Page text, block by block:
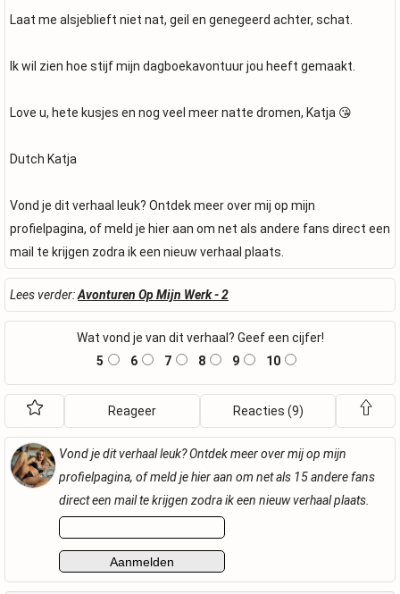
Laat me alsjeblieft niet nat, geil en genegeerd achter, schat.
Ik wil zien hoe stijf mijn dagboekavontuur jou heeft gemaakt.
Love u, hete kusjes en nog veel meer natte dromen, Katja 😘
Dutch Katja
Vond je dit verhaal leuk? Ontdek meer over mij op mijn
profielpagina, of meld je hier aan om net als andere fans direct een
mail te krijgen zodra ik een nieuw verhaal plaats.
Lees verder:Avonturen Op Mijn Werk - 2
Wat vond je van dit verhaal? Geef een cijfer!
5
6 7 8 9 10
Reageer Reacties (9)
Vond je dit verhaal leuk? Ontdek meer over mij op mijn
profielpagina, of meld je hier aan om net als 15 andere fans
direct een mail te krijgen zodra ik een nieuw verhaal plaats.